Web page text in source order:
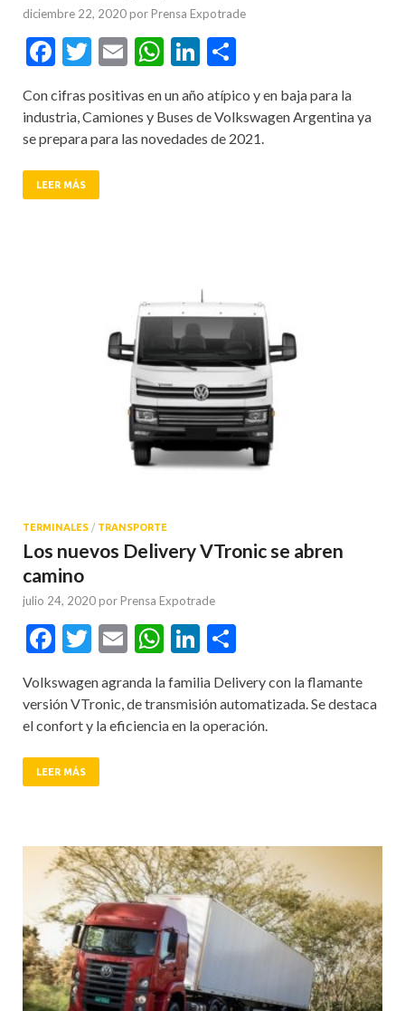
diciembre 22, 2020 por Prensa Expotrade
Facebook
Twitter
EmailWhatsApp
LinkedIn
Con cifras positivas en un año atípico y en baja para la
industria, Camiones y Buses de Volkswagen Argentina ya
se prepara para las novedades de 2021.
LEER MÁS
Foto: Volkswagen Camiones y Buses
TERMINALES / TRANSPORTE
Los nuevos Delivery VTronic se abren
camino
julio 24, 2020 por Prensa Expotrade
Facebook
Twitter
EmailWhatsApp
LinkedIn
Volkswagen agranda la familia Delivery con la flamante
versión VTronic, de transmisión automatizada. Se destaca
el confort y la eficiencia en la operación.
LEER MÁS